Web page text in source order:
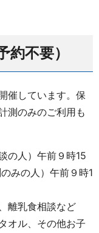
不要）
催しています。保
測のみのご利用も
人）午前９時15
の人）午前９時1
乳食相談など
ル、その他お子